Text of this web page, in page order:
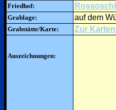
Friedhof:
Grablage: auf dem
Grabstätte/Karte: Zur
Auszeichnungen: